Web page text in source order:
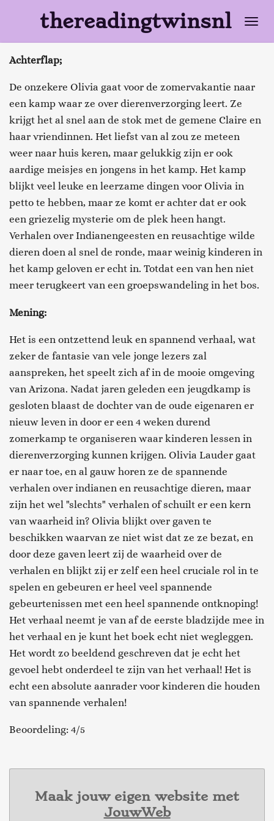
naar
de
hoofdinhoud
thereadingtwinsnl
Achterflap;
De onzekere Olivia gaat voor de zomervakantie naar
een kamp waar ze over dierenverzorging leert. Ze
krijgt het al snel aan de stok met de gemene Claire en
haar vriendinnen. Het liefst van al zou ze meteen
weer naar huis keren, maar gelukkig zijn er ook
aardige meisjes en jongens in het kamp. Het kamp
blijkt veel leuke en leerzame dingen voor Olivia in
petto te hebben, maar ze komt er achter dat er ook
een griezelig mysterie om de plek heen hangt.
Verhalen over Indianengeesten en reusachtige wilde
dieren doen al snel de ronde, maar weinig kinderen in
het kamp geloven er echt in. Totdat een van hen niet
meer terugkeert van een groepswandeling in het bos.
Mening:
Het is een ontzettend leuk en spannend verhaal, wat
zeker de fantasie van vele jonge lezers zal
aanspreken, het speelt zich af in de mooie omgeving
van Arizona. Nadat jaren geleden een jeugdkamp is
gesloten blaast de dochter van de oude eigenaren er
nieuw leven in door er een 4 weken durend
zomerkamp te organiseren waar kinderen lessen in
dierenverzorging kunnen krijgen. Olivia Lauder gaat
er naar toe, en al gauw horen ze de spannende
verhalen over indianen en reusachtige dieren, maar
zijn het wel "slechts" verhalen of schuilt er een kern
van waarheid in? Olivia blijkt over gaven te
beschikken waarvan ze niet wist dat ze ze bezat, en
door deze gaven leert zij de waarheid over de
verhalen en blijkt zij er zelf een heel cruciale rol in te
spelen en gebeuren er heel veel spannende
gebeurtenissen met een heel spannende ontknoping!
Het verhaal neemt je van af de eerste bladzijde mee in
het verhaal en je kunt het boek echt niet wegleggen.
Het wordt zo beeldend geschreven dat je echt het
gevoel hebt onderdeel te zijn van het verhaal! Het is
echt een absolute aanrader voor kinderen die houden
van spannende verhalen!
Beoordeling: 4/5
Maak jouw eigen website met
JouwWeb